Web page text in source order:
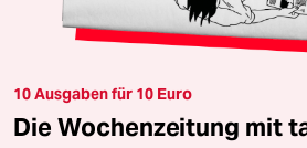
10 Ausgaben für 10 Euro
Die Wochenzeitung mit